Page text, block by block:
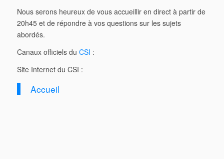
Nous serons heureux de vous accueillir en direct à partir de
20h45 et de répondre à vos questions sur les sujets
abordés.
Canaux officiels du CSI :
Site Internet du CSI :
Accueil